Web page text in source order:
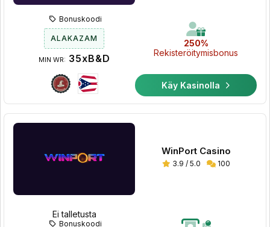
250%
Rekisteröitymisbonus
Bonuskoodi
ALAKAZAM
MIN WR: 35xB&D
Käy Kasinolla
WinPort Casino
3.9 / 5.0 100
Ei talletusta
Bonuskoodi